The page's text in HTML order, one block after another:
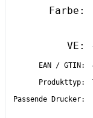
Farbe:
VE:
EAN / GTIN:
Produkttyp:
Passende Drucker: